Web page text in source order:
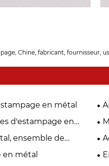
Chine, fabricant, fournisseur,
en métal
d'estampage en
ensemble de
métal